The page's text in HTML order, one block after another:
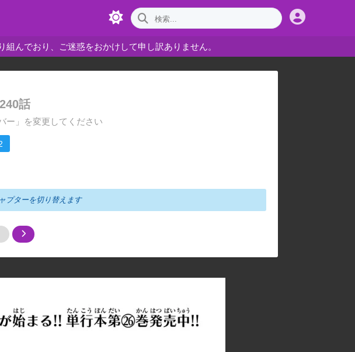
んでおり、ご迷惑をおかけして申し訳ありません。
話
ー」を変更してください
プターを切り替えます